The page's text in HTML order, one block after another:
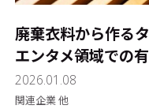
廃棄衣料から作る
エンタメ領域での
2026.01.08
関連企業 他